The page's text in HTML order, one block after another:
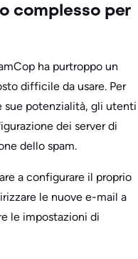
complesso per
ha purtroppo un
difficile da usare. Per
sue potenzialità, gli utenti
dei server di
dello spam.
a configurare il proprio
le nuove e-mail a
le impostazioni di